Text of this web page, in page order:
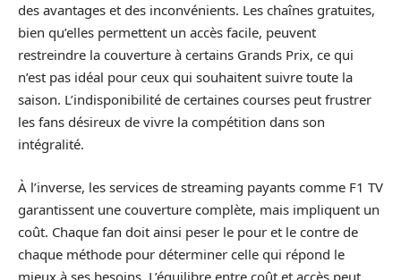
des avantages et des inconvénients. Les chaînes gratuites,
bien qu’elles permettent un accès facile, peuvent
restreindre la couverture à certains Grands Prix, ce qui
n’est pas idéal pour ceux qui souhaitent suivre toute la
saison. L’indisponibilité de certaines courses peut frustrer
les fans désireux de vivre la compétition dans son
intégralité.
À l’inverse, les services de streaming payants comme F1 TV
garantissent une couverture complète, mais impliquent un
coût. Chaque fan doit ainsi peser le pour et le contre de
chaque méthode pour déterminer celle qui répond le
mieux à ses besoins. L’équilibre entre coût et accès peut